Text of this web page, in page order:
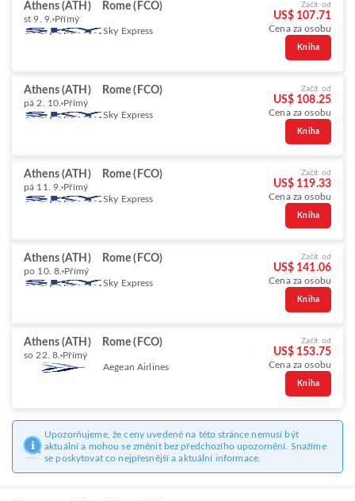
Athens (ATH) Rome (FCO)
st 9. 9. Přímý
Sky Express
Začít od
US$ 107.71
Cena za osobu
Kniha
Athens (ATH) Rome (FCO)
pá 2. 10. Přímý
Sky Express
Začít od
US$ 108.25
Cena za osobu
Kniha
Athens (ATH) Rome (FCO)
pá 11. 9. Přímý
Sky Express
Začít od
US$ 119.33
Cena za osobu
Kniha
Athens (ATH) Rome (FCO)
po 10. 8. Přímý
Sky Express
Začít od
US$ 141.06
Cena za osobu
Kniha
Athens (ATH) Rome (FCO)
so 22. 8. Přímý
Aegean Airlines
Začít od
US$ 153.75
Cena za osobu
Kniha
Upozorňujeme, že ceny uvedené na této stránce nemusí být
aktuální a mohou se změnit bez předchozího upozornění. Snažíme
se poskytovat co nejpřesnější a aktuální informace.